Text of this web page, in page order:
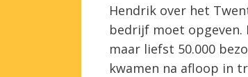
Hendrik over het
bedrijf moet opgeven.
maar liefst 50.000
kwamen na afloop in